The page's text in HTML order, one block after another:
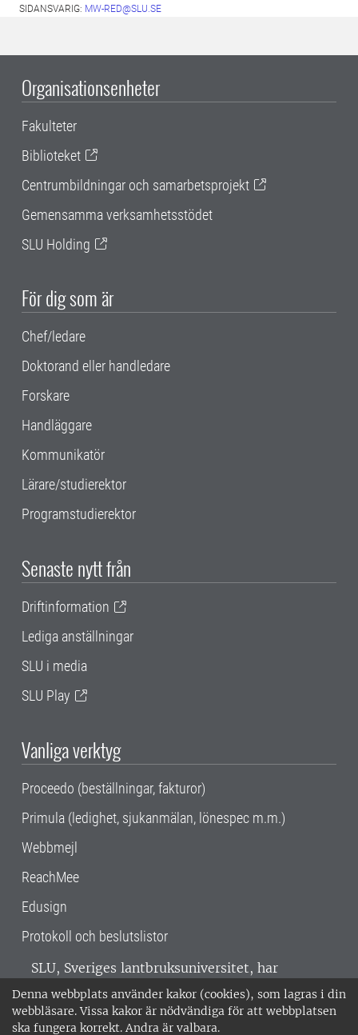
Denna webbplats använder kakor (cookies), som lagras i din
webbläsare. Vissa kakor är nödvändiga för att webbplatsen
ska fungera korrekt. Andra är valbara.
SIDANSVARIG: MW-RED@SLU.SE
Organisationsenheter
Fakulteter
Biblioteket
Centrumbildningar och samarbetsprojekt
Gemensamma verksamhetsstödet
SLU Holding
För dig som är
Chef/ledare
Doktorand eller handledare
Forskare
Handläggare
Kommunikatör
Lärare/studierektor
Programstudierektor
Senaste nytt från
Driftinformation
Lediga anställningar
SLU i media
SLU Play
Vanliga verktyg
Proceedo (beställningar, fakturor)
Primula (ledighet, sjukanmälan, lönespec m.m.)
Webbmejl
ReachMee
Edusign
Protokoll och beslutslistor
SLU, Sveriges lantbruksuniversitet, har
verksamhet över hela Sverige. Huvudorter är
Alnarp, Uppsala och Umeå.SLU är
miljöcertifierat enligt ISO 14001. •